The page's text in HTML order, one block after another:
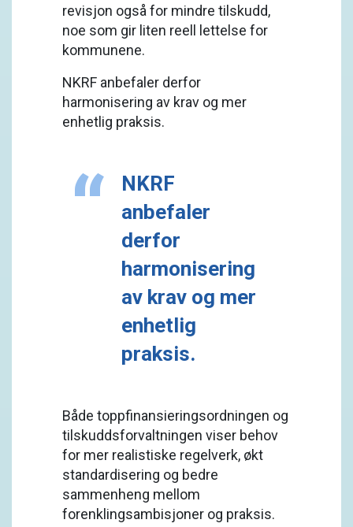
revisjon også for mindre tilskudd,
noe som gir liten reell lettelse for
kommunene.
NKRF anbefaler derfor
harmonisering av krav og mer
enhetlig praksis.
NKRF
anbefaler
derfor
harmonisering
av krav og mer
enhetlig
praksis.
Både toppfinansieringsordningen og
tilskuddsforvaltningen viser behov
for mer realistiske regelverk, økt
standardisering og bedre
sammenheng mellom
forenklingsambisjoner og praksis.